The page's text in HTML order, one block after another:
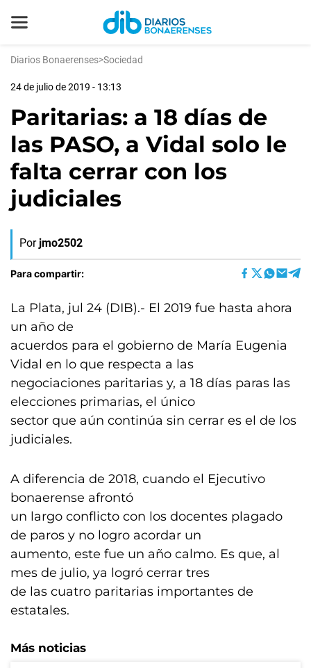
Diarios Bonaerenses>Sociedad
24 de julio de 2019 - 13:13
Paritarias: a 18 días de
las PASO, a Vidal solo le
falta cerrar con los
judiciales
Por jmo2502
Para compartir:
La Plata, jul 24 (DIB).- El 2019 fue hasta ahora
un año de
acuerdos para el gobierno de María Eugenia
Vidal en lo que respecta a las
negociaciones paritarias y, a 18 días paras las
elecciones primarias, el único
sector que aún continúa sin cerrar es el de los
judiciales.
A diferencia de 2018, cuando el Ejecutivo
bonaerense afrontó
un largo conflicto con los docentes plagado
de paros y no logro acordar un
aumento, este fue un año calmo. Es que, al
mes de julio, ya logró cerrar tres
de las cuatro paritarias importantes de
estatales.
Más noticias